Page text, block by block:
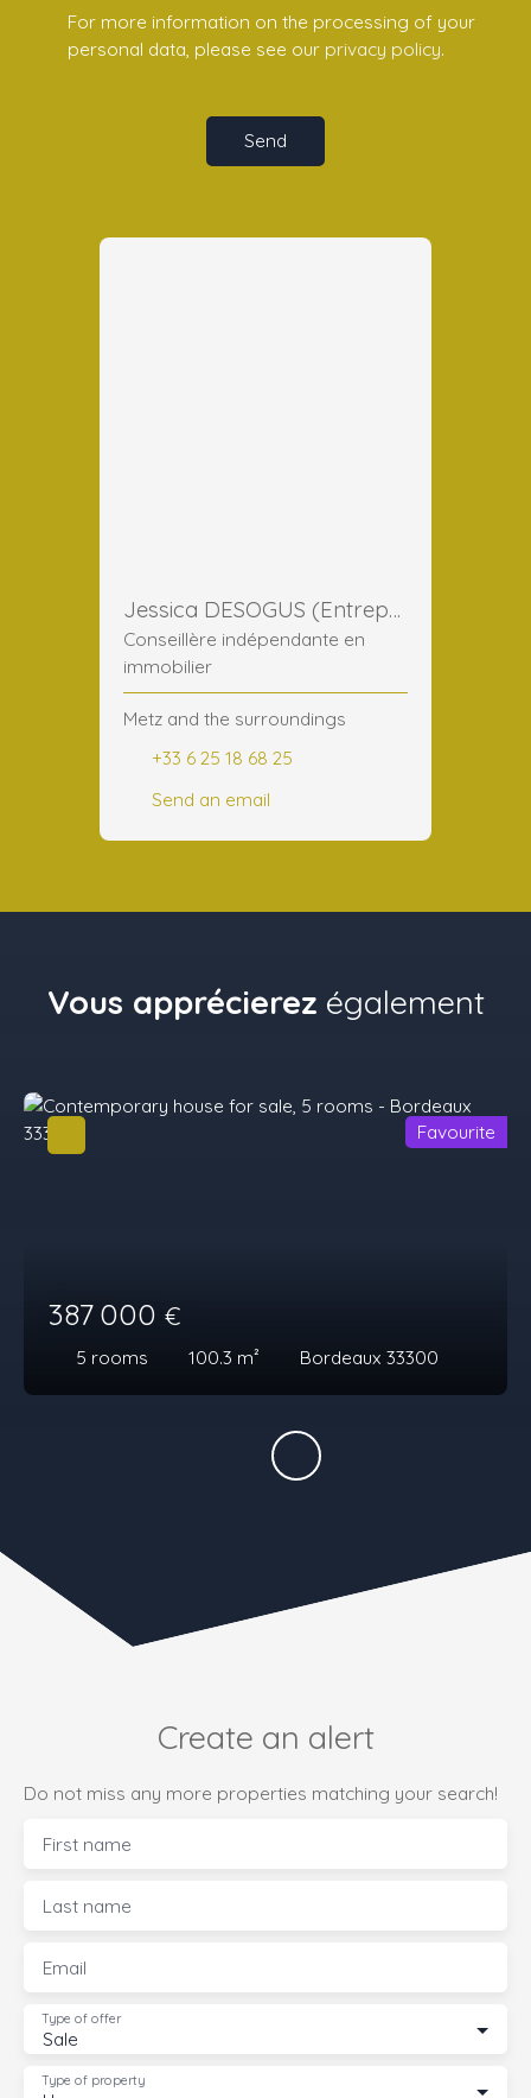
For more information on the processing of your
personal data, please see our privacy policy.
Send
Jessica DESOGUS (Entreprise)
Conseillère indépendante en
immobilier
Metz and the surroundings
+33 6 25 18 68 25
Send an email
Vous apprécierez également
387 000 €
5 rooms 100.3 m² Bordeaux 33300
Favourite
Create an alert
Do not miss any more properties matching your search!
First name
Last name
Email
Sale
Type of offer
Type of property